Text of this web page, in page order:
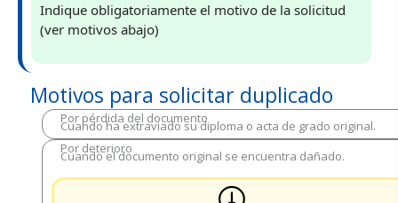
Indique obligatoriamente el motivo de la solicitud
(ver motivos abajo)
Motivos para solicitar duplicado
Por pérdida del documento
Cuando ha extraviado su diploma o acta de grado original.
Por deterioro
Cuando el documento original se encuentra dañado.